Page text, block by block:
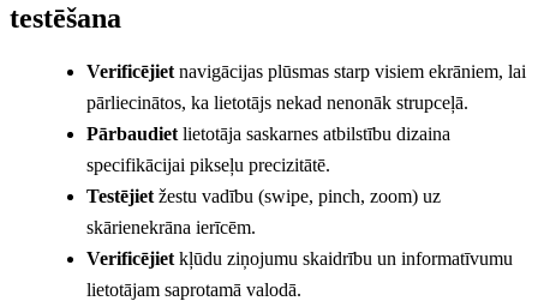
testēšana
Verificējiet navigācijas plūsmas starp visiem ekrāniem, lai
pārliecinātos, ka lietotājs nekad nenonāk strupceļā.
Pārbaudiet lietotāja saskarnes atbilstību dizaina
specifikācijai pikseļu precizitātē.
Testējiet žestu vadību (swipe, pinch, zoom) uz
skārienekrāna ierīcēm.
Verificējiet kļūdu ziņojumu skaidrību un informatīvumu
lietotājam saprotamā valodā.